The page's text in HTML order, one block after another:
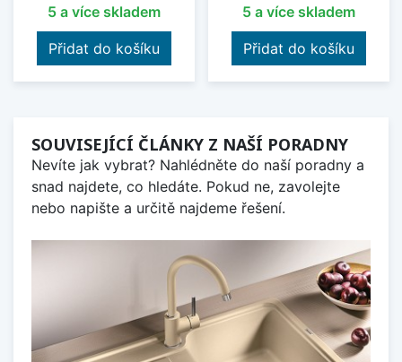
5 a více skladem
Přidat do košíku
5 a více skladem
Přidat do košíku
SOUVISEJÍCÍ ČLÁNKY Z NAŠÍ PORADNY
Nevíte jak vybrat? Nahlédněte do naší poradny a
snad najdete, co hledáte. Pokud ne, zavolejte
nebo napište a určitě najdeme řešení.